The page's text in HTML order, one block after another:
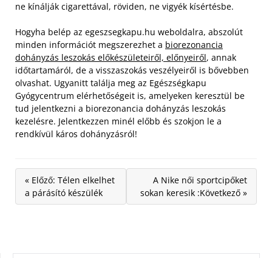
ne kínálják cigarettával, röviden, ne vigyék kísértésbe.
Hogyha belép az egeszsegkapu.hu weboldalra, abszolút
minden információt megszerezhet a biorezonancia
dohányzás leszokás előkészületeiről, előnyeiről, annak
időtartamáról, de a visszaszokás veszélyeiről is bővebben
olvashat. Ugyanitt találja meg az Egészségkapu
Gyógycentrum elérhetőségeit is, amelyeken keresztül be
tud jelentkezni a biorezonancia dohányzás leszokás
kezelésre. Jelentkezzen minél előbb és szokjon le a
rendkívül káros dohányzásról!
« Előző: Télen elkelhet
a párásító készülék
A Nike női sportcipőket
sokan keresik :Következő »